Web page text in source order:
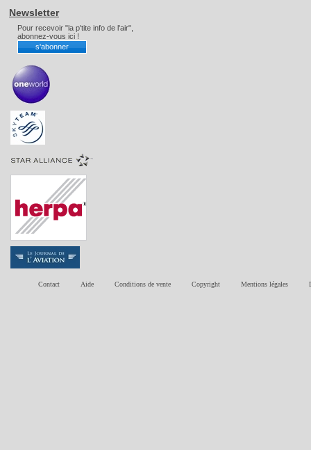
Newsletter
Pour recevoir "la p'tite info de l'air",
abonnez-vous ici !
Contact Aide Conditions de vente Copyright Mentions légales